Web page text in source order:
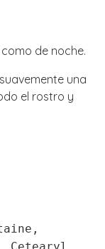
de noche.
una
el rostro y